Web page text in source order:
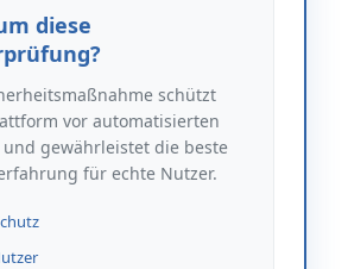
diese
schützt
vor automatisierten
gewährleistet die beste
für echte Nutzer.